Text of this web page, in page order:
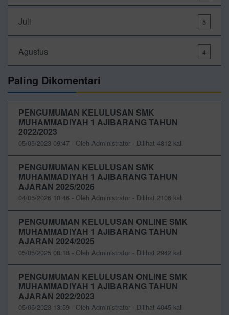
Juli 5
Agustus 4
Paling Dikomentari
PENGUMUMAN KELULUSAN SMK
MUHAMMADIYAH 1 AJIBARANG TAHUN
2022/2023
05/05/2023 09:47 - Oleh Administrator - Dilihat 4812 kali
PENGUMUMAN KELULUSAN SMK
MUHAMMADIYAH 1 AJIBARANG TAHUN
AJARAN 2025/2026
04/05/2026 10:46 - Oleh Administrator - Dilihat 2106 kali
PENGUMUMAN KELULUSAN ONLINE SMK
MUHAMMADIYAH 1 AJIBARANG TAHUN
AJARAN 2024/2025
05/05/2025 08:18 - Oleh Administrator - Dilihat 2942 kali
PENGUMUMAN KELULUSAN ONLINE SMK
MUHAMMADIYAH 1 AJIBARANG TAHUN
AJARAN 2022/2023
05/05/2023 13:59 - Oleh Administrator - Dilihat 4045 kali